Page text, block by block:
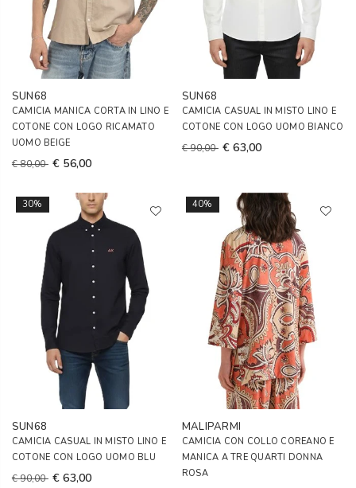
SUN68
CAMICIA MANICA CORTA IN LINO E
COTONE CON LOGO RICAMATO
UOMO BEIGE
€ 80,00 € 56,00
SUN68
CAMICIA CASUAL IN MISTO LINO E
COTONE CON LOGO UOMO BIANCO
€ 90,00 € 63,00
30%
SUN68
CAMICIA CASUAL IN MISTO LINO E
COTONE CON LOGO UOMO BLU
€ 90,00 € 63,00
40%
MALIPARMI
CAMICIA CON COLLO COREANO E
MANICA A TRE QUARTI DONNA
ROSA